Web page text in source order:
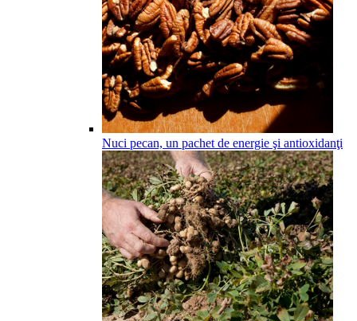
Nuci pecan, un pachet de energie şi antioxidanţi